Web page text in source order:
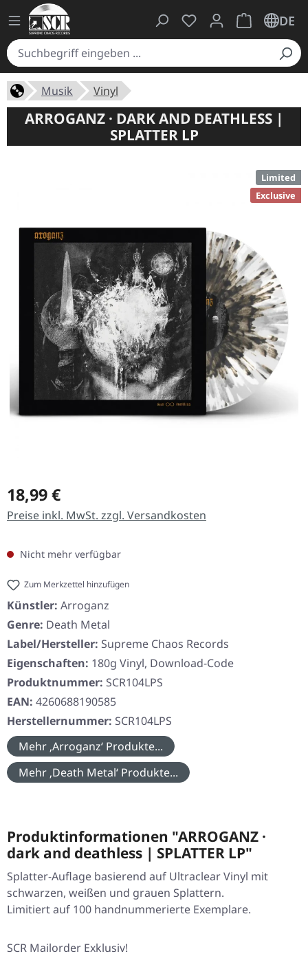
Du hast 0 Produkte
Warenkorb
DE
Musik Vinyl
ARROGANZ · DARK AND DEATHLESS |
SPLATTER LP
Limited
Exclusive
Regulärer Preis:
18,99 €
Preise inkl. MwSt. zzgl. Versandkosten
Nicht mehr verfügbar
Zum Merkzettel hinzufügen
Künstler: Arroganz
Genre: Death Metal
Label/Hersteller: Supreme Chaos Records
Eigenschaften: 180g Vinyl, Download-Code
Produktnummer: SCR104LPS
EAN: 4260688190585
Herstellernummer: SCR104LPS
Mehr ‚Arroganz‘ Produkte...
Mehr ‚Death Metal‘ Produkte...
Produktinformationen "ARROGANZ ·
dark and deathless | SPLATTER LP"
Splatter-Auflage basierend auf Ultraclear Vinyl mit
schwarzen, weißen und grauen Splattern.
Limitiert auf 100 handnummerierte Exemplare.
SCR Mailorder Exklusiv!